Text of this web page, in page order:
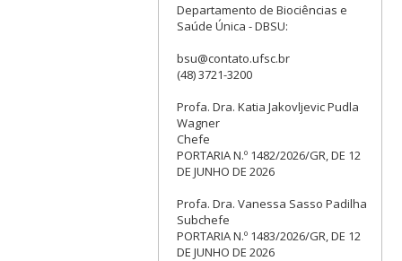
Departamento de Biociências e
Saúde Única - DBSU:
bsu@contato.ufsc.br
(48) 3721-3200
Profa. Dra. Katia Jakovljevic Pudla
Wagner
Chefe
PORTARIA N.º 1482/2026/GR, DE 12
DE JUNHO DE 2026
Profa. Dra. Vanessa Sasso Padilha
Subchefe
PORTARIA N.º 1483/2026/GR, DE 12
DE JUNHO DE 2026